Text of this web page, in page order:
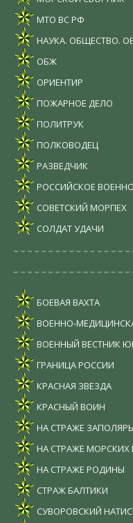
МТО ВС РФ
НАУКА. ОБЩЕСТВО.
ОБЖ
ОРИЕНТИР
ПОЖАРНОЕ ДЕЛО
ПОЛИТРУК
ПОЛКОВОДЕЦ
РАЗВЕДЧИК
РОССИЙСКОЕ
СОВЕТСКИЙ МОРПЕХ
СОЛДАТ УДАЧИ
БОЕВАЯ ВАХТА
ВОЕННО-
ВОЕННЫЙ ВЕСТНИК
ГРАНИЦА РОССИИ
КРАСНАЯ ЗВЕЗДА
КРАСНЫЙ ВОИН
НА СТРАЖЕ
НА СТРАЖЕ МОРСКИХ
НА СТРАЖЕ РОДИНЫ
СТРАЖ БАЛТИКИ
СУВОРОВСКИЙ